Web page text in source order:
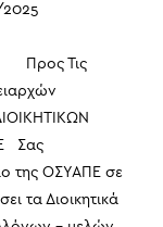
2025
Σας
της ΟΣΥΑΠΕ σε
τα Διοικητικά